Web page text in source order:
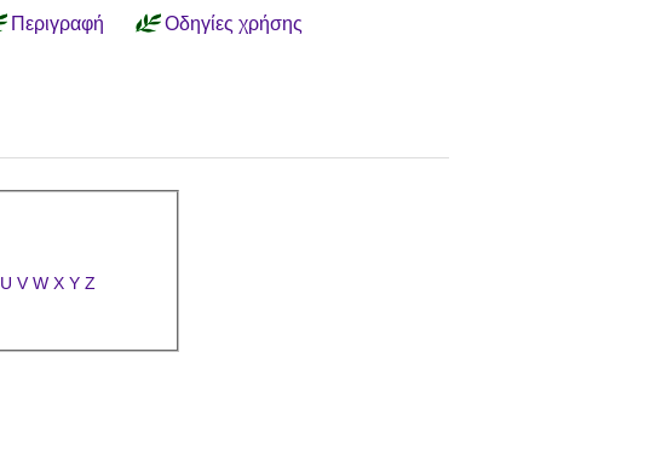
Περιγραφή Οδηγίες χρήσης
U V W X Y Z